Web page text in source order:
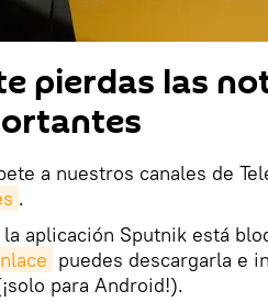
pierdas las
a nuestros canales de
.
la aplicación Sputnik está
puedes descargarla e
para Android!).